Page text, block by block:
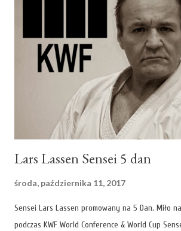
Lars Lassen Sensei 5 dan
środa, października 11, 2017
Sensei Lars Lassen promowany na 5 Dan. Miło
podczas KWF World Conference & World Cup